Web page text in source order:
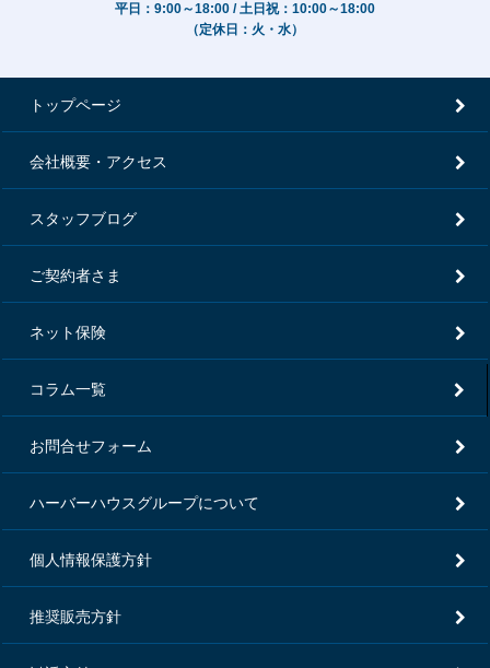
平日：9:00～18:00 / 土日祝：10:00～18:00
（定休日：火・水）
トップページ
会社概要・アクセス
スタッフブログ
ご契約者さま
ネット保険
コラム一覧
お問合せフォーム
ハーバーハウスグループについて
個人情報保護方針
推奨販売方針